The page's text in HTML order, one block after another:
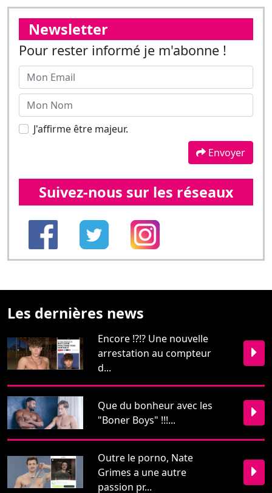
J'affirme être majeur.
Suivez-nous sur les réseaux
Les dernières news
Encore !?!? Une nouvelle
d...
"Boner Boys" !!!...
passion pr...
Restons en contact
Pour nous écrire